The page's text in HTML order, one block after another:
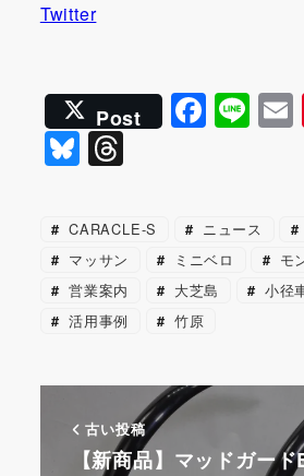
Twitter
Post F
a
e
b
o
Li
n
l
Bl
u
e
s
k
y
T
e
a
d
s
CARACLE-S ニュース
マッサン
ミニベロ
モ
営業案内
大芝島 小径
活用事例
竹原
古い投稿
【新商品】マッドガー